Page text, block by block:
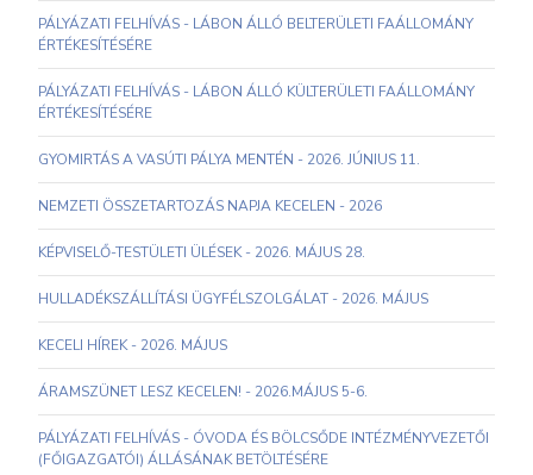
PÁLYÁZATI FELHÍVÁS - LÁBON ÁLLÓ BELTERÜLETI FAÁLLOMÁNY
ÉRTÉKESÍTÉSÉRE
PÁLYÁZATI FELHÍVÁS - LÁBON ÁLLÓ KÜLTERÜLETI FAÁLLOMÁNY
ÉRTÉKESÍTÉSÉRE
GYOMIRTÁS A VASÚTI PÁLYA MENTÉN - 2026. JÚNIUS 11.
NEMZETI ÖSSZETARTOZÁS NAPJA KECELEN - 2026
KÉPVISELŐ-TESTÜLETI ÜLÉSEK - 2026. MÁJUS 28.
HULLADÉKSZÁLLÍTÁSI ÜGYFÉLSZOLGÁLAT - 2026. MÁJUS
KECELI HÍREK - 2026. MÁJUS
ÁRAMSZÜNET LESZ KECELEN! - 2026.MÁJUS 5-6.
PÁLYÁZATI FELHÍVÁS - ÓVODA ÉS BÖLCSŐDE INTÉZMÉNYVEZETŐI
(FŐIGAZGATÓI) ÁLLÁSÁNAK BETÖLTÉSÉRE